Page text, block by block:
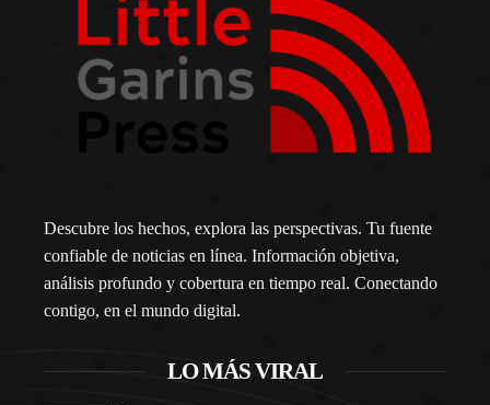
Descubre los hechos, explora las perspectivas. Tu fuente
confiable de noticias en línea. Información objetiva,
análisis profundo y cobertura en tiempo real. Conectando
contigo, en el mundo digital.
LO MÁS VIRAL